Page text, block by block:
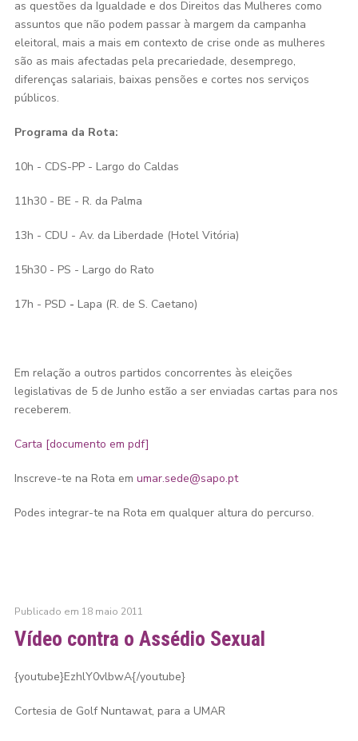
as questões da Igualdade e dos Direitos das Mulheres como
assuntos que não podem passar à margem da campanha
eleitoral, mais a mais em contexto de crise onde as mulheres
são as mais afectadas pela precariedade, desemprego,
diferenças salariais, baixas pensões e cortes nos serviços
públicos.
Programa da Rota:
10h - CDS-PP - Largo do Caldas
11h30 - BE - R. da Palma
13h - CDU - Av. da Liberdade (Hotel Vitória)
15h30 - PS - Largo do Rato
17h - PSD - Lapa (R. de S. Caetano)
Em relação a outros partidos concorrentes às eleições
legislativas de 5 de Junho estão a ser enviadas cartas para nos
receberem.
Carta [documento em pdf]
Inscreve-te na Rota em umar.sede@sapo.pt
Podes integrar-te na Rota em qualquer altura do percurso.
Publicado em 18 maio 2011
Vídeo contra o Assédio Sexual
{youtube}EzhlY0vlbwA{/youtube}
Cortesia de Golf Nuntawat, para a UMAR